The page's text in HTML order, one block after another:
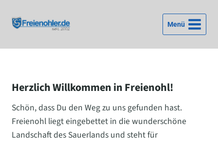
Inhalt
springen
Menü
Herzlich Willkommen in Freienohl!
Schön, dass Du den Weg zu uns gefunden hast.
Freienohl liegt eingebettet in die wunderschöne
Landschaft des Sauerlands und steht für